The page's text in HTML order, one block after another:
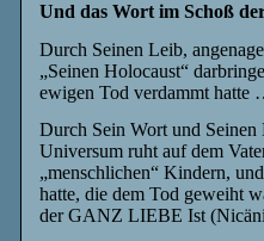
Und das Wort im Schoß
Durch Seinen Leib,
„Seinen Holocaust“
ewigen Tod verdammt hatte
Durch Sein Wort und
Universum ruht auf dem
„menschlichen“ Kindern,
hatte, die dem Tod geweiht
der GANZ LIEBE Ist